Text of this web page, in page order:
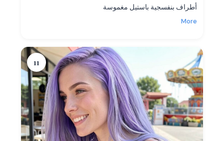
أطراف بنفسجية باستيل مغموسة
More
11